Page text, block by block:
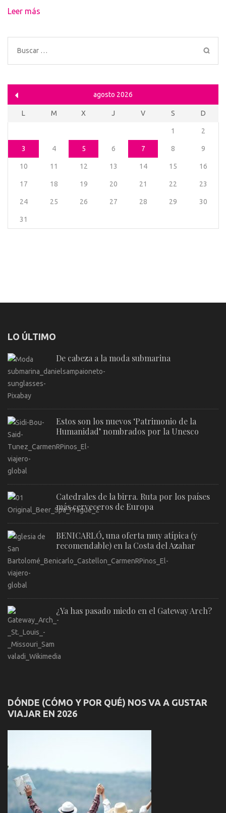
Leer más
Buscar:
agosto 2026
L M X J V S D
1 2
3 4 5 6 7 8 9
10 11 12 13 14 15 16
17 18 19 20 21 22 23
24 25 26 27 28 29 30
31
LO ÚLTIMO
De cabeza a la moda submarina
Estos son los nuevos ‘Patrimonio de la
Humanidad’ nombrados por la Unesco
Catedrales de la birra. Ruta por los países
más cerveceros de Europa
BENICARLÓ, una oferta muy atípica (y
recomendable) en la Costa del Azahar
¿Ya has pasado miedo en el Gateway Arch?
DÓNDE (CÓMO Y POR QUÉ) NOS VA A GUSTAR
VIAJAR EN 2026